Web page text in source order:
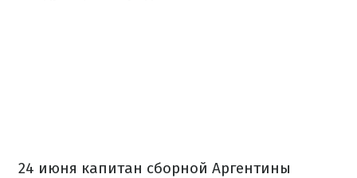
24 июня капитан сборной Аргентины